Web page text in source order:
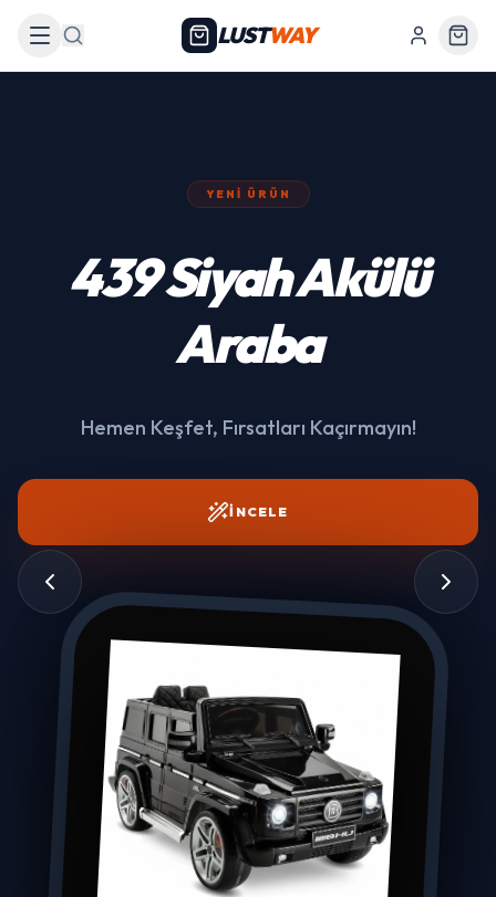
Arama LUSTWAY
YENI ÜRÜN
439 Siyah Akülü
Araba
Hemen Keşfet, Fırsatları Kaçırmayın!
İNCELE